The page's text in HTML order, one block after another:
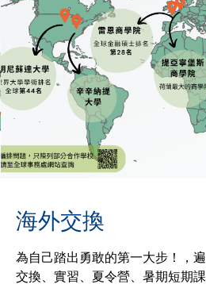
海外交換
為自己踏出勇敢的第一大步！，
交換、實習、夏令營、暑期短期